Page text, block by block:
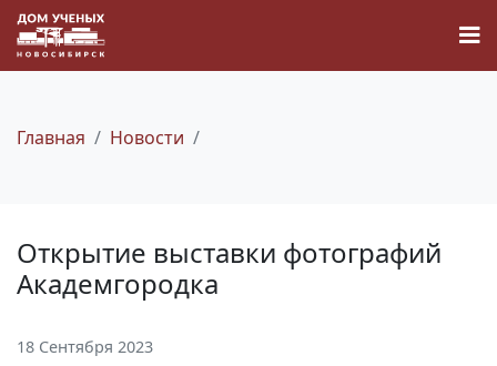
Наука
О Доме учёных
Главная Новости
Открытие выставки фотографий
Академгородка
18 Сентября 2023